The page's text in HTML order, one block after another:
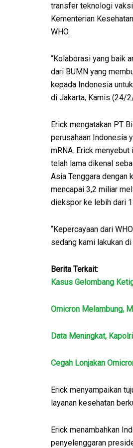
transfer teknologi
Kementerian
WHO.
“Kolaborasi yang baik
dari BUMN yang
kepada Indonesia
di Jakarta, Kamis (24/
Erick mengatakan PT
perusahaan Indonesia
mRNA. Erick
telah lama dikenal
Asia Tenggara dengan
mencapai 3,2 miliar
diekspor ke lebih dari
“Kepercayaan dari
sedang kami lakukan
Berita Terkait:
Kasus Gelombang
Omicron Melambung,
Data Meningkat,
Cegah Lonjakan
Erick menyampaikan
layanan kesehatan
Erick menambahkan
penyelenggaran